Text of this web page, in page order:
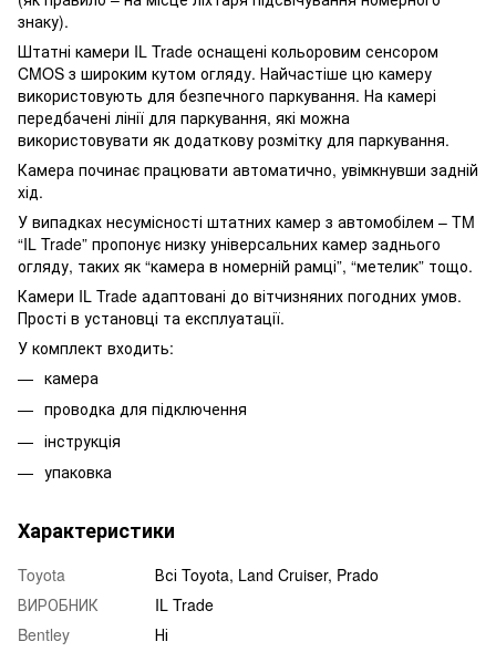
знаку).
Штатні камери IL Trade оснащені кольоровим сенсором
CMOS з широким кутом огляду. Найчастіше цю камеру
використовують для безпечного паркування. На камері
передбачені лінії для паркування, які можна
використовувати як додаткову розмітку для паркування.
Камера починає працювати автоматично, увімкнувши задній
хід.
У випадках несумісності штатних камер з автомобілем – TM
“IL Trade” пропонує низку універсальних камер заднього
огляду, таких як “камера в номерній рамці”, “метелик” тощо.
Камери IL Trade адаптовані до вітчизняних погодних умов.
Прості в установці та експлуатації.
У комплект входить:
камера
проводка для підключення
інструкція
упаковка
Характеристики
Toyota
Всі Toyota, Land Cruiser, Prado
ВИРОБНИК
IL Trade
Bentley
Ні